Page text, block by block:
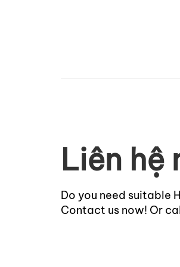
Liên hệ
Do you need suitable
Contact us now! Or